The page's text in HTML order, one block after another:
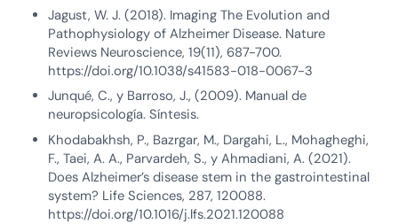
Jagust, W. J. (2018). Imaging The Evolution and
Pathophysiology of Alzheimer Disease. Nature
Reviews Neuroscience, 19(11), 687-700.
https://doi.org/10.1038/s41583-018-0067-3
Junqué, C., y Barroso, J., (2009). Manual de
neuropsicología. Síntesis.
Khodabakhsh, P., Bazrgar, M., Dargahi, L., Mohagheghi,
F., Taei, A. A., Parvardeh, S., y Ahmadiani, A. (2021).
Does Alzheimer’s disease stem in the gastrointestinal
system? Life Sciences, 287, 120088.
https://doi.org/10.1016/j.lfs.2021.120088